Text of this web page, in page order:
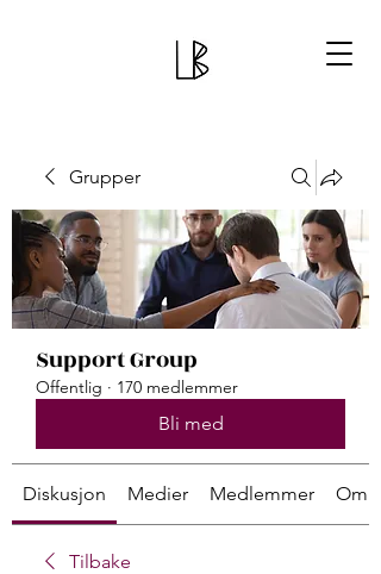
Grupper
Support Group
Offentlig · 170 medlemmer
Bli med
Diskusjon Medier Medlemmer Om
Tilbake